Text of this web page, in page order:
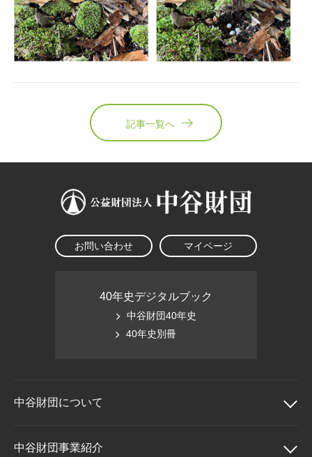
記事一覧へ
お問い合わせ マイページ
40年史デジタルブック
中谷財団40年史
40年史別冊
中谷財団について
中谷財団について
中谷財団事業紹介